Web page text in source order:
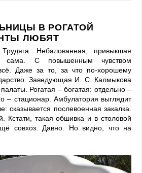
В РОГАТОЙ
ЛЮБЯТ
Небалованная, привыкшая
сама. С повышенным чувством
Даже за то, за что по-хорошему
Заведующая И. С. Калмыкова
Рогатая – богатая: отдельно –
– стационар. Амбулатория выглядит
сказывается послевоенная закалка.
Кстати, такая обшивка и в столовой
совхоз. Давно. Но видно, что на